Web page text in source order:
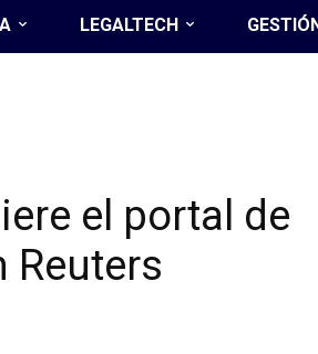
LEGALTECH
el portal de
Reuters